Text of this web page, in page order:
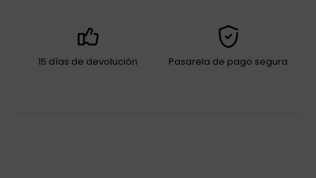
15 días de devolución Pasarela de pago segura